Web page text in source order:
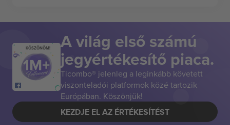
KÖSZÖNÖM! A világ első számú
jegyértékesítő piaca.
Ticombo® jelenleg a leginkább követett
viszonteladói platformok közé tartozik
Európában. Köszönjük!
KEZDJE EL AZ ÉRTÉKESÍTÉST